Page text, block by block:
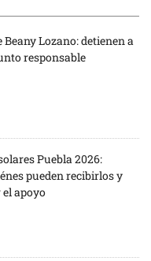
Lozano: detienen a
responsable
Puebla 2026:
pueden recibirlos y
apoyo